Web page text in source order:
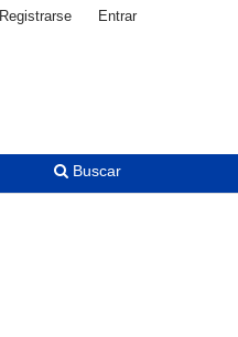
Buscar
Registrarse Entrar